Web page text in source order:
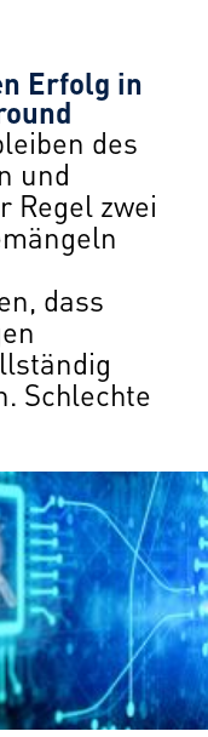
Erfolg in
des
und
Regel zwei
dass
Schlechte